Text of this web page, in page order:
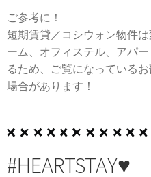
ご参考に！
短期賃貸／コシウォン物件
ーム、オフィステル、アパ
るため、ご覧になっている
場合があります！
#HEARTSTAY♥